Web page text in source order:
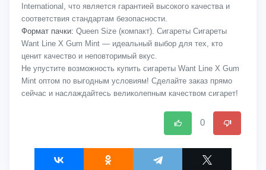
International, что является гарантией высокого качества и
соответствия стандартам безопасности.
Формат пачки: Queen Size (компакт). Сигареты Сигареты
Want Line X Gum Mint — идеальный выбор для тех, кто
ценит качество и неповторимый вкус.
Не упустите возможность купить сигареты Want Line X Gum
Mint оптом по выгодным условиям! Сделайте заказ прямо
сейчас и наслаждайтесь великолепным качеством сигарет!
0